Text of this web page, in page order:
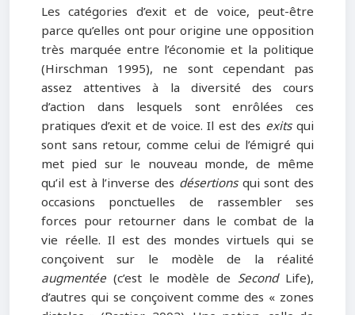
Les catégories d’exit et de voice, peut-être
parce qu’elles ont pour origine une opposition
très marquée entre l’économie et la politique
(Hirschman 1995), ne sont cependant pas
assez attentives à la diversité des cours
d’action dans lesquels sont enrôlées ces
pratiques d’exit et de voice. Il est des exitsqui
sont sans retour, comme celui de l’émigré qui
met pied sur le nouveau monde, de même
qu’il est à l’inverse des désertionsqui sont des
occasions ponctuelles de rassembler ses
forces pour retourner dans le combat de la
vie réelle. Il est des mondes virtuels qui se
conçoivent sur le modèle de la réalité
augmentée (c’est le modèle de Second Life),
d’autres qui se conçoivent comme des « zones